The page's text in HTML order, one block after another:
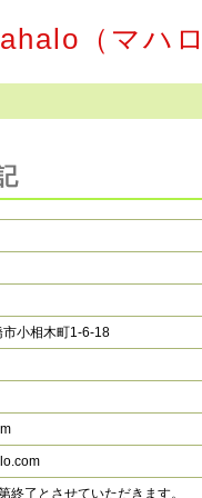
（マハ
小相木町1-6-18
終了とさせていただきます。